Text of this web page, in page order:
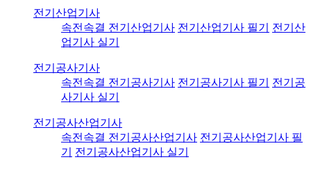
전기산업기사
속전속결 전기산업기사 전기산업기사 필기
전기산
업기사 실기
전기공사기사
속전속결 전기공사기사 전기공사기사 필기
전기공
사기사 실기
전기공사산업기사
속전속결 전기공사산업기사 전기공사산업기사 필
기
전기공사산업기사 실기